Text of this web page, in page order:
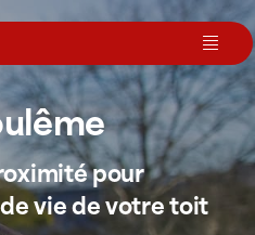
pour
vie de votre toit